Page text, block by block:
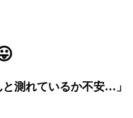
測れているか不安…」